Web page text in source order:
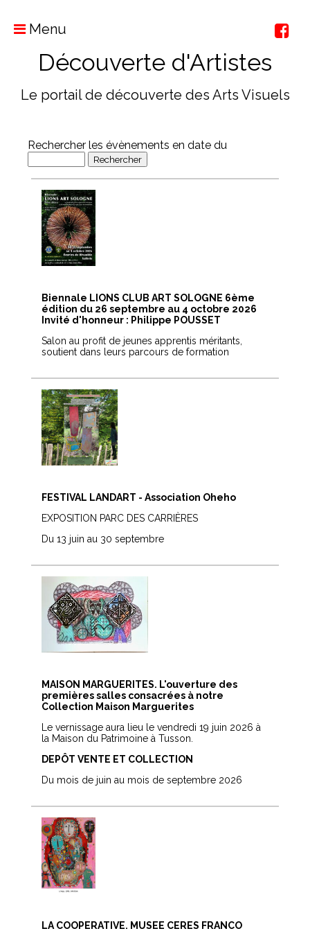
Menu
Découverte d'Artistes
Le portail de découverte des Arts Visuels
Rechercher les évènements en date du
Biennale LIONS CLUB ART SOLOGNE 6ème
édition du 26 septembre au 4 octobre 2026
Invité d'honneur : Philippe POUSSET
Salon au profit de jeunes apprentis méritants,
soutient dans leurs parcours de formation
FESTIVAL LANDART - Association Oheho
EXPOSITION PARC DES CARRIÈRES
Du 13 juin au 30 septembre
MAISON MARGUERITES. L'ouverture des
premières salles consacrées à notre
Collection Maison Marguerites
Le vernissage aura lieu le vendredi 19 juin 2026 à
la Maison du Patrimoine à Tusson.
DEPÔT VENTE ET COLLECTION
Du mois de juin au mois de septembre 2026
LA COOPERATIVE. MUSEE CERES FRANCO